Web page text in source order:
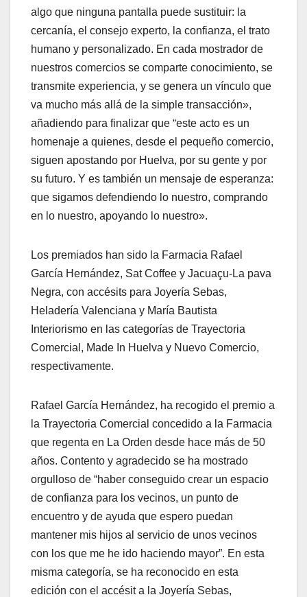
algo que ninguna pantalla puede sustituir: la
cercanía, el consejo experto, la confianza, el trato
humano y personalizado. En cada mostrador de
nuestros comercios se comparte conocimiento, se
transmite experiencia, y se genera un vínculo que
va mucho más allá de la simple transacción»,
añadiendo para finalizar que “este acto es un
homenaje a quienes, desde el pequeño comercio,
siguen apostando por Huelva, por su gente y por
su futuro. Y es también un mensaje de esperanza:
que sigamos defendiendo lo nuestro, comprando
en lo nuestro, apoyando lo nuestro».
Los premiados han sido la Farmacia Rafael
García Hernández, Sat Coffee y Jacuaçu-La pava
Negra, con accésits para Joyería Sebas,
Heladería Valenciana y María Bautista
Interiorismo en las categorías de Trayectoria
Comercial, Made In Huelva y Nuevo Comercio,
respectivamente.
Rafael García Hernández, ha recogido el premio a
la Trayectoria Comercial concedido a la Farmacia
que regenta en La Orden desde hace más de 50
años. Contento y agradecido se ha mostrado
orgulloso de “haber conseguido crear un espacio
de confianza para los vecinos, un punto de
encuentro y de ayuda que espero puedan
mantener mis hijos al servicio de unos vecinos
con los que me he ido haciendo mayor”. En esta
misma categoría, se ha reconocido en esta
edición con el accésit a la Joyería Sebas,